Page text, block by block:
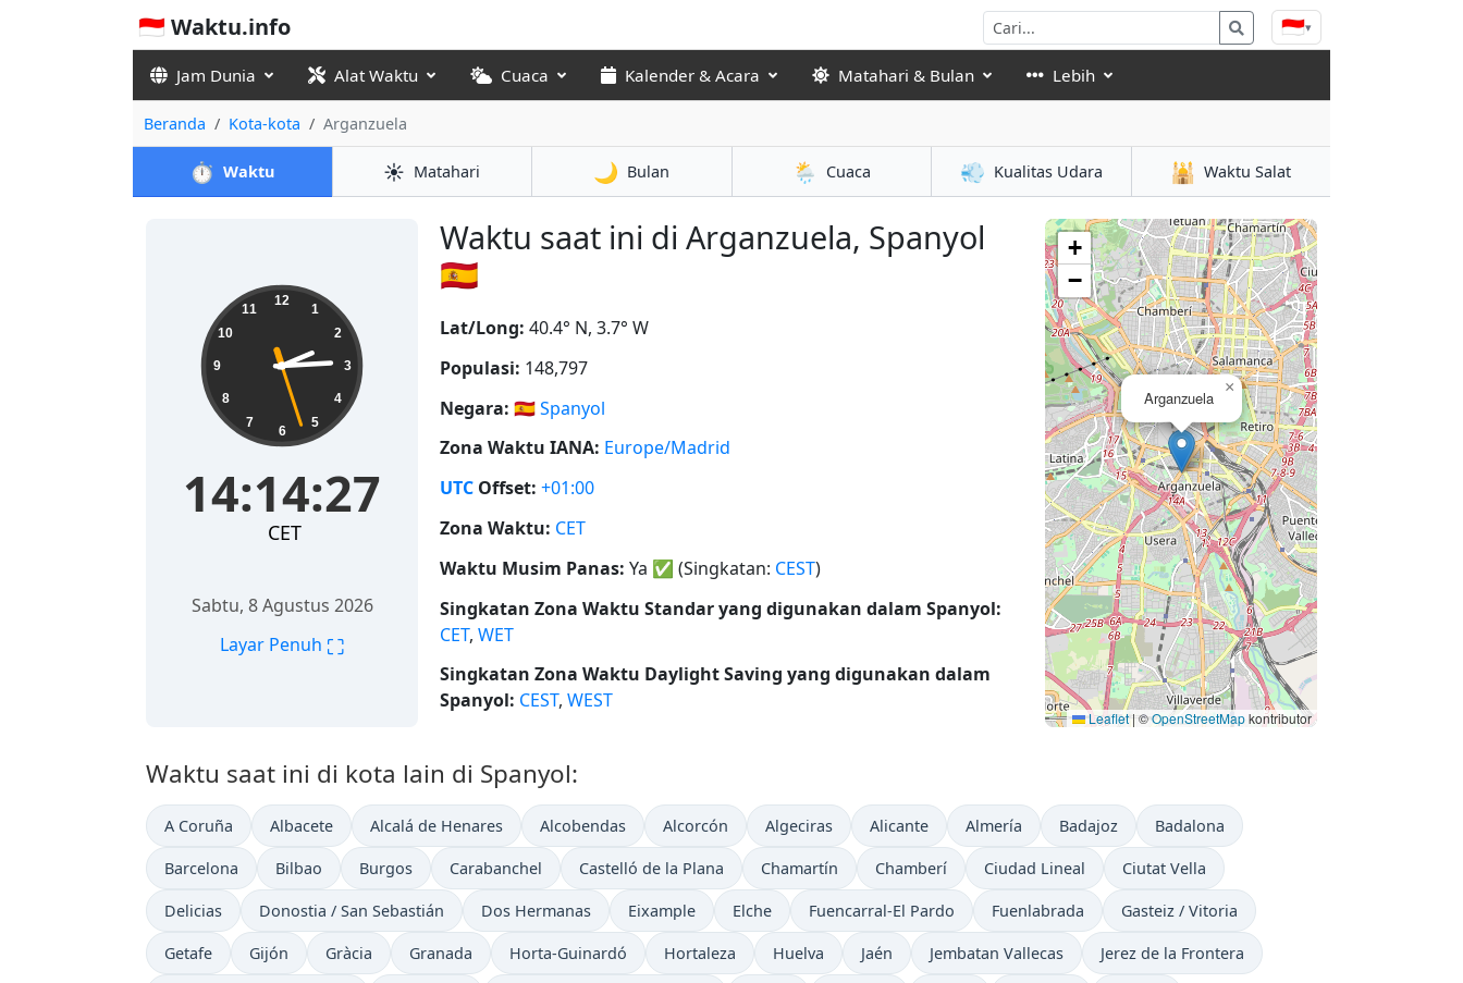
🇮🇩 Waktu.info 🇮🇩▾
Jam Dunia Alat Waktu Cuaca Kalender & Acara Matahari & Bulan Lebih
Beranda Kota-kota Arganzuela
⏱️ Waktu ☀️ Matahari 🌙 Bulan 🌦️ Cuaca 💨 Kualitas Udara 🕌 Waktu Salat
Waktu saat ini di Arganzuela, Spanyol
🇪🇸
14:14:28 12
1
2
3
4
5
6
7
8
9
10
11
14:14:28
CET
Sabtu, 8 Agustus 2026
Layar Penuh ⛶
Lat/Long: 40.4° N, 3.7° W
Populasi: 148,797
Negara: 🇪🇸Spanyol
Zona Waktu IANA: Europe/Madrid
UTC Offset: +01:00
Zona Waktu: CET
Waktu Musim Panas: Ya ✅ (Singkatan: CEST)
Singkatan Zona Waktu Standar yang digunakan dalam Spanyol:
CET, WET
Singkatan Zona Waktu Daylight Saving yang digunakan dalam
Spanyol: CEST, WEST
Arganzuela
×
+
−
Leaflet| ©OpenStreetMapkontributor
Waktu saat ini di kota lain di Spanyol:
A Coruña Albacete Alcalá de Henares Alcobendas Alcorcón Algeciras Alicante Almería Badajoz Badalona
Barcelona Bilbao Burgos Carabanchel Castelló de la Plana Chamartín Chamberí Ciudad Lineal Ciutat Vella
Delicias Donostia / San Sebastián Dos Hermanas Eixample Elche Fuencarral-El Pardo Fuenlabrada Gasteiz / Vitoria
Getafe Gijón Gràcia Granada Horta-Guinardó Hortaleza Huelva Jaén Jembatan Vallecas Jerez de la Frontera